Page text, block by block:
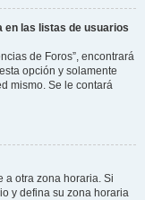
en las listas de usuarios
de Foros”, encontrará
opción y solamente
mismo. Se le contará
a otra zona horaria. Si
y defina su zona horaria